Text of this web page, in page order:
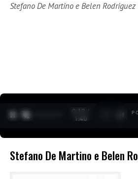
Stefano De Martino e Belen Rodriguez
0:12 /
1:40
Stefano De Martino e Belen